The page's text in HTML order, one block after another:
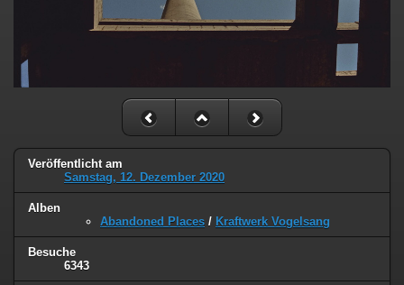
Veröffentlicht am
Samstag, 12. Dezember 2020
Alben
Abandoned Places / Kraftwerk Vogelsang
Besuche
6343